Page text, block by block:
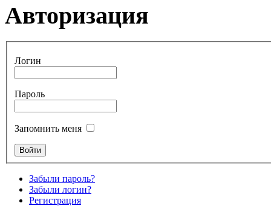
Авторизация
Логин
Пароль
Запомнить меня
Забыли пароль?
Забыли логин?
Регистрация